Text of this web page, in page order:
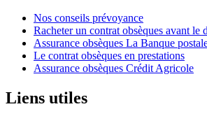
Nos conseils prévoyance
Racheter un contrat obsèques avant le
Assurance obsèques La Banque
Le contrat obsèques en prestations
Assurance obsèques Crédit Agricole
Liens utiles